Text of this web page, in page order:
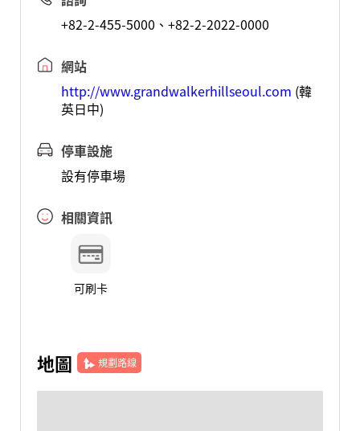
+82-2-455-5000、+82-2-2022-0000
網站
http://www.grandwalkerhillseoul.com (韓
英日中)
停車設施
設有停車場
相關資訊
可刷卡
地圖 規劃路線